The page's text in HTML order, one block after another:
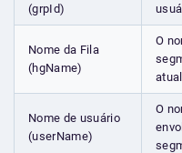
(grpId)
Nome da Fila
(hgName)
O
Nome de usuário
(userName)
O